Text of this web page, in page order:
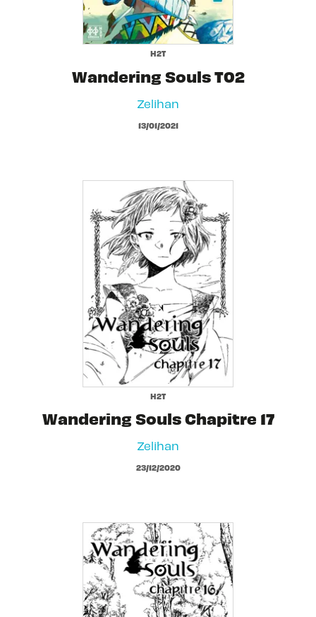
H2T
Wandering Souls T02
Zelihan
13/01/2021
H2T
Wandering Souls Chapitre 17
Zelihan
23/12/2020